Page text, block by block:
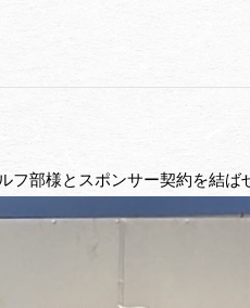
フ部様とスポンサー契約を結ば